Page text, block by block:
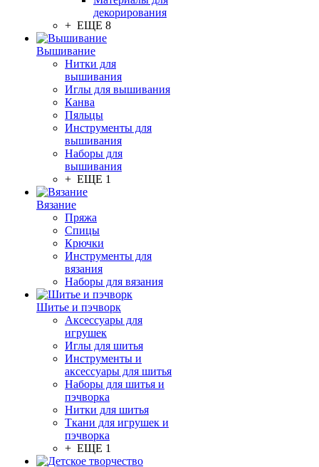
декорирования
+ ЕЩЕ 8
Вышивание
Нитки для
вышивания
Иглы для вышивания
Канва
Пяльцы
Инструменты для
вышивания
Наборы для
вышивания
+ ЕЩЕ 1
Вязание
Пряжа
Спицы
Крючки
Инструменты для
вязания
Наборы для вязания
Шитье и пэчворк
Аксессуары для
игрушек
Иглы для шитья
Инструменты и
аксессуары для шитья
Наборы для шитья и
пэчворка
Нитки для шитья
Ткани для игрушек и
пэчворка
+ ЕЩЕ 1